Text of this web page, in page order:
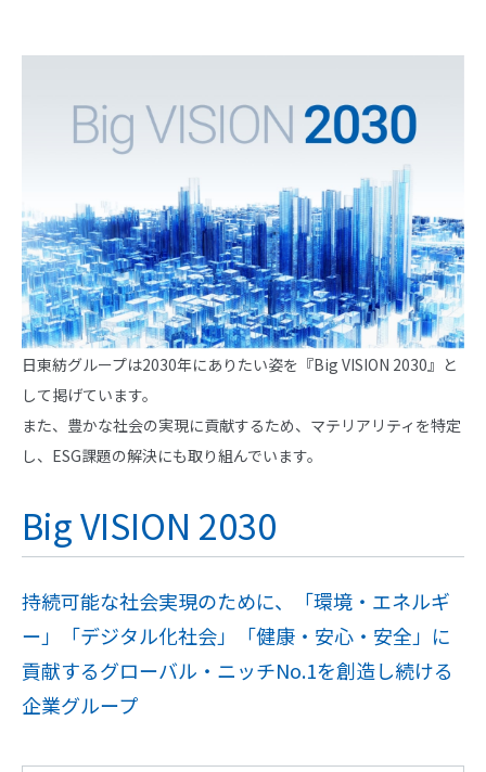
日東紡グループは2030年にありたい姿を『Big VISION 2030』と
して掲げています。
また、豊かな社会の実現に貢献するため、マテリアリティを特定
し、ESG課題の解決にも取り組んでいます。
Big VISION 2030
持続可能な社会実現のために、「環境・エネルギ
ー」「デジタル化社会」「健康・安心・安全」に
貢献するグローバル・ニッチNo.1を創造し続ける
企業グループ